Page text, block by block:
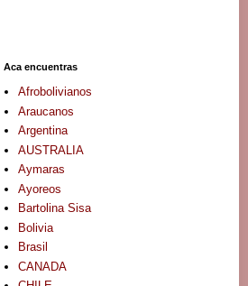
Aca encuentras
Afrobolivianos
Araucanos
Argentina
AUSTRALIA
Aymaras
Ayoreos
Bartolina Sisa
Bolivia
Brasil
CANADA